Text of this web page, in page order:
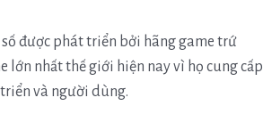
được phát triển bởi hãng game trứ
lớn nhất thế giới hiện nay vì họ cung cấp
và người dùng.